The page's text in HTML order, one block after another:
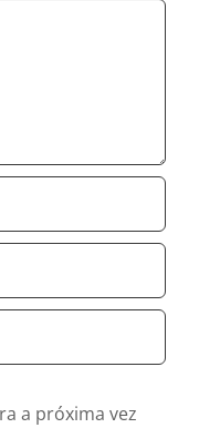
a próxima vez